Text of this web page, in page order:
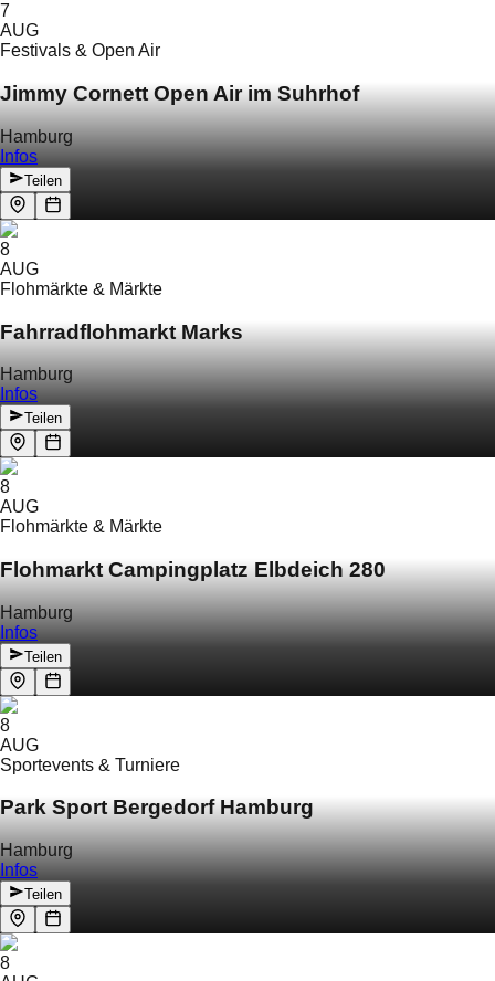
7
AUG
Festivals & Open Air
Jimmy Cornett Open Air im Suhrhof
Hamburg
Infos
Teilen
8
AUG
Flohmärkte & Märkte
Fahrradflohmarkt Marks
Hamburg
Infos
Teilen
8
AUG
Flohmärkte & Märkte
Flohmarkt Campingplatz Elbdeich 280
Hamburg
Infos
Teilen
8
AUG
Sportevents & Turniere
Park Sport Bergedorf Hamburg
Hamburg
Infos
Teilen
8